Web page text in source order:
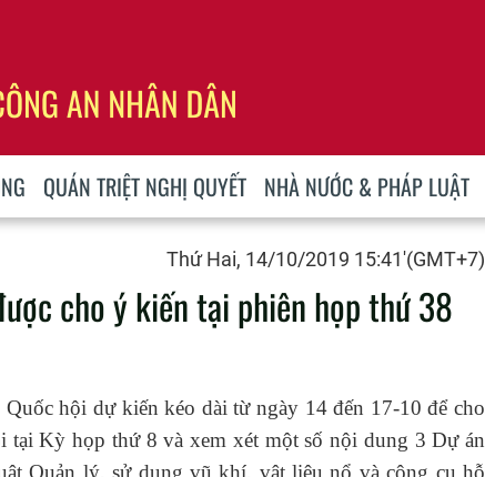
QUÁN TRIỆT NGHỊ QUYẾT NHÀ NƯỚC & PHÁP LUẬT
Thứ Hai, 14/10/2019 15:41'(GMT+7)
cho ý kiến tại phiên họp thứ 38
hội dự kiến kéo dài từ ngày 14 đến 17-10 để cho
tại Kỳ họp thứ 8 và xem xét một số nội dung 3 Dự án
Quản lý, sử dụng vũ khí, vật liệu nổ và công cụ hỗ